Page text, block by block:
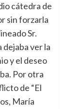
cátedra de
sin forzarla
Sr.
dejaba ver la
y el deseo
Por otra
de “El
María